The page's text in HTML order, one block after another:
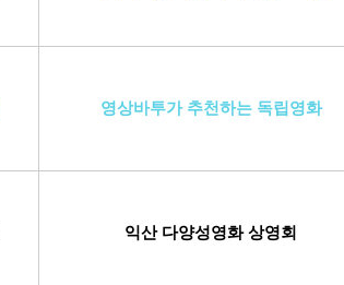
영상바투가 추천하는 독립영화
익산 다양성영화 상영회